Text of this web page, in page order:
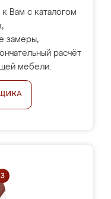
Вам с каталогом
замеры,
расчёт
мебели.